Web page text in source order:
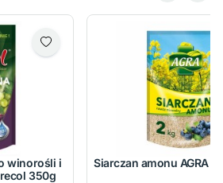
winorośli i
350g
Siarczan amonu AGRA